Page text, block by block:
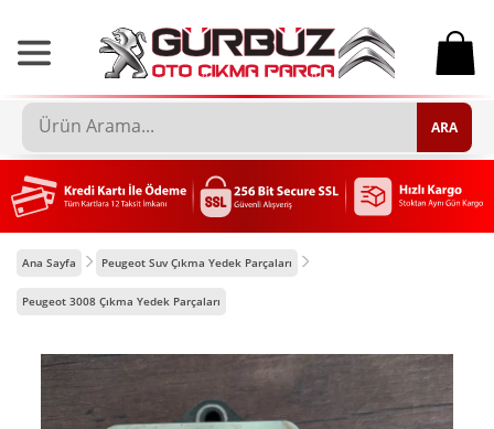
0
ARA
Ana Sayfa Peugeot Suv Çıkma Yedek Parçaları
Peugeot 3008 Çıkma Yedek Parçaları